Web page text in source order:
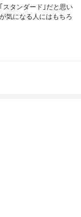
スタンダード｣だと思い
気になる人にはもちろ